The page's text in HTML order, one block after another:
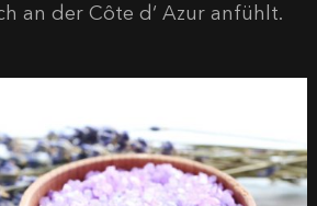
an der Côte d‘ Azur anfühlt.